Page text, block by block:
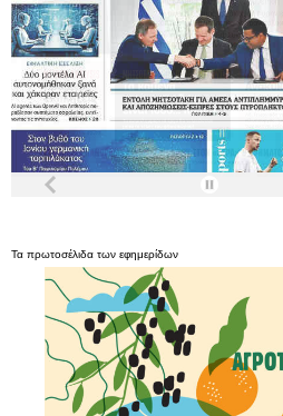
Τα πρωτοσέλιδα των εφημερίδων